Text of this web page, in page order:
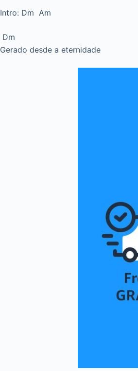
Intro: Dm Am
Dm
Gerado desde a eternidade